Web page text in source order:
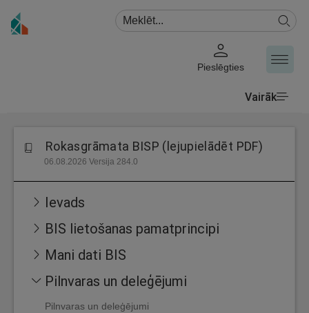
Pieslēgties
Vairāk
Rokasgrāmata BISP (lejupielādēt PDF)
06.08.2026 Versija 284.0
Ievads
BIS lietošanas pamatprincipi
Mani dati BIS
Pilnvaras un deleģējumi
Pilnvaras un deleģējumi